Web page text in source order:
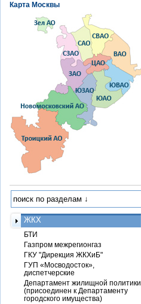
ЖКХ
БТИ
Газпром межрегионгаз
ГКУ "Дирекция ЖКХиБ"
ГУП «Мосводосток»,
диспетчерские
Департамент жилищной политики
(присоединен к Департаменту
городского имущества)